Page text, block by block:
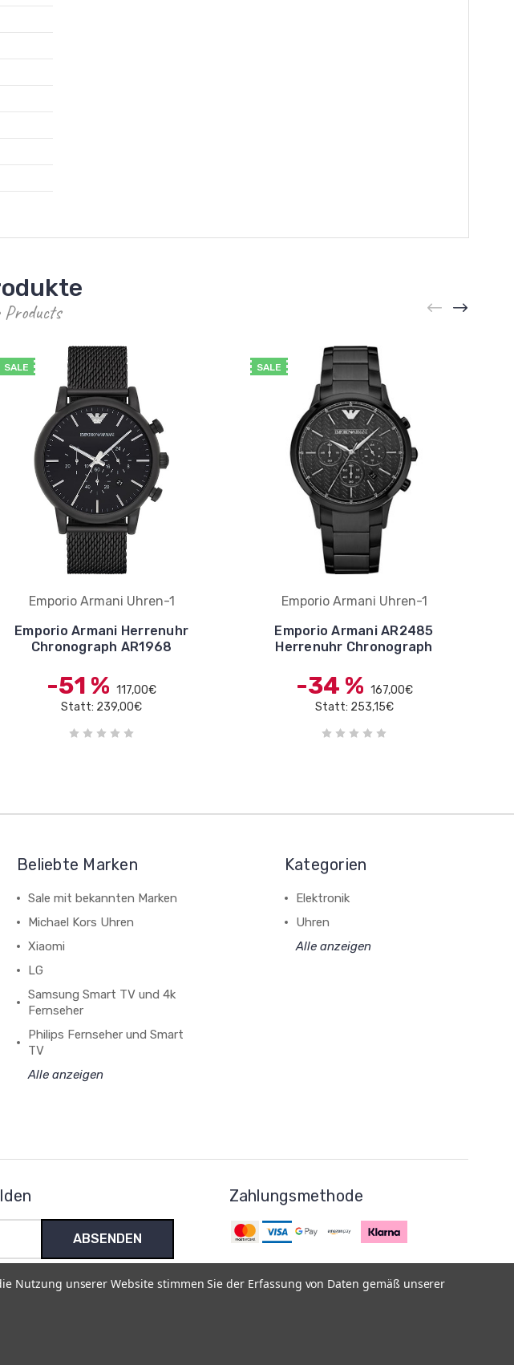
SALE
Emporio Armani Uhren-1
Emporio Armani Herrenuhr
Chronograph AR1968
-51 % 117,00€
Statt: 239,00€
SALE
Emporio Armani Uhren-1
Emporio Armani AR2485
Herrenuhr Chronograph
-34 % 167,00€
Statt: 253,15€
Beliebte Marken
Sale mit bekannten Marken
Michael Kors Uhren
Xiaomi
LG
Samsung Smart TV und 4k
Fernseher
Philips Fernseher und Smart
TV
Alle anzeigen
Kategorien
Elektronik
Uhren
Alle anzeigen
Zahlungsmethode
Nutzung unserer Website stimmen Sie der Erfassung von Daten gemäß unserer